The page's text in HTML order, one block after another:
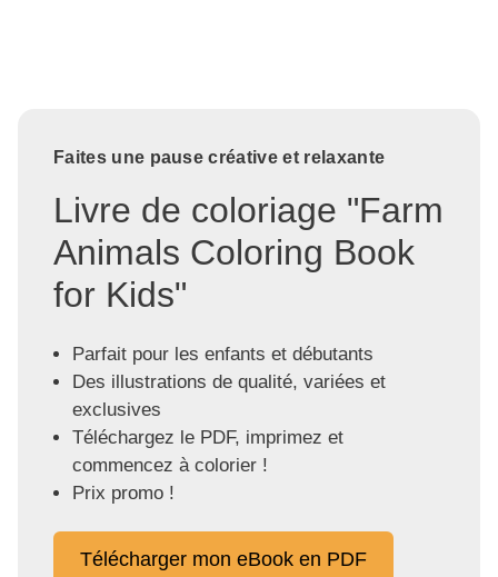
Faites une pause créative et relaxante
Livre de coloriage "Farm
Animals Coloring Book
for Kids"
Parfait pour les enfants et débutants
Des illustrations de qualité, variées et
exclusives
Téléchargez le PDF, imprimez et
commencez à colorier !
Prix promo !
Télécharger mon eBook en PDF